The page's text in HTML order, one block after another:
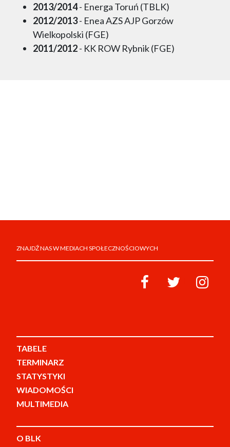
2013/2014- Energa Toruń (TBLK)
2012/2013- Enea AZS AJP Gorzów
Wielkopolski (FGE)
2011/2012- KK ROW Rybnik (FGE)
ZNAJDŹ NAS W MEDIACH SPOŁECZNOŚCIOWYCH
TABELE
TERMINARZ
STATYSTYKI
WIADOMOŚCI
MULTIMEDIA
O BLK